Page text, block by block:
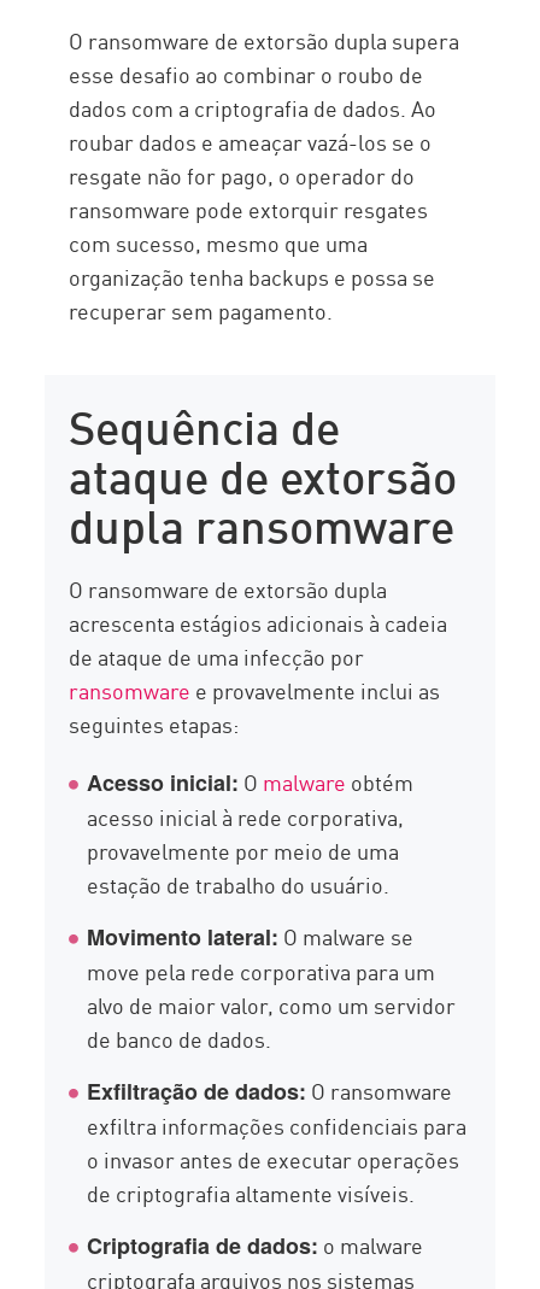
O ransomware de extorsão dupla supera
esse desafio ao combinar o roubo de
dados com a criptografia de dados. Ao
roubar dados e ameaçar vazá-los se o
resgate não for pago, o operador do
ransomware pode extorquir resgates
com sucesso, mesmo que uma
organização tenha backups e possa se
recuperar sem pagamento.
Sequência de
ataque de extorsão
dupla ransomware
O ransomware de extorsão dupla
acrescenta estágios adicionais à cadeia
de ataque de uma infecção por
ransomware e provavelmente inclui as
seguintes etapas:
Acesso inicial: O malware obtém
acesso inicial à rede corporativa,
provavelmente por meio de uma
estação de trabalho do usuário.
Movimento lateral: O malware se
move pela rede corporativa para um
alvo de maior valor, como um servidor
de banco de dados.
Exfiltração de dados: O ransomware
exfiltra informações confidenciais para
o invasor antes de executar operações
de criptografia altamente visíveis.
Criptografia de dados: o malware
criptografa arquivos nos sistemas